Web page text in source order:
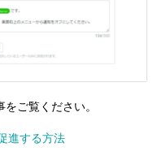
ご覧ください。
進する方法